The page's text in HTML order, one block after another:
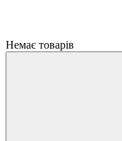
Немає товарів